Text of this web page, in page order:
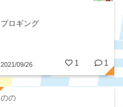
プロギング
2021/09/26 1 1
のの